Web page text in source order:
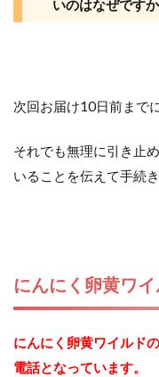
いのはなぜです
次回お届け10日前まで
それでも無理に引き止
いることを伝えて手続
にんにく卵黄ワ
にんにく卵黄ワイルド
電話となっています。